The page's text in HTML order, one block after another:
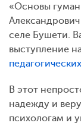
«Основы
селе Бушети.
выступление
В этот
надежду и
психологам и